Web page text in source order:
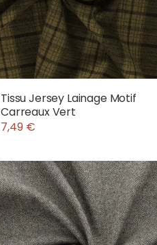
Tissu Jersey Lainage Motif
Carreaux Vert
7,49 €